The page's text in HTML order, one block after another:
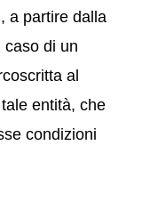
a partire dalla
caso di un
al
entità, che
condizioni